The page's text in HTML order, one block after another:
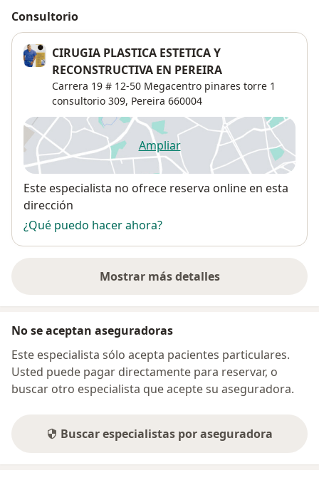
Consultorio
CIRUGIA PLASTICA ESTETICA Y
RECONSTRUCTIVA EN PEREIRA
Carrera 19 # 12-50 Megacentro pinares torre 1
consultorio 309, Pereira 660004
Ampliarse abre en una nueva
Disponibilidad
Este especialista no ofrece reserva online en esta
dirección
¿Qué puedo hacer ahora?
Mostrar más detalles
sobre la dirección
No se aceptan aseguradoras
Este especialista sólo acepta pacientes particulares.
Usted puede pagar directamente para reservar, o
buscar otro especialista que acepte su aseguradora.
Buscar especialistas por aseguradora